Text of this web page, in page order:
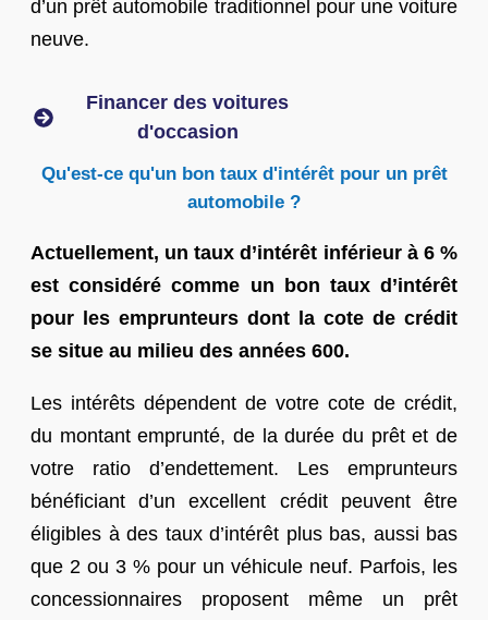
d’un prêt automobile traditionnel pour une voiture
neuve.
Financer des voitures
d'occasion
Qu'est-ce qu'un bon taux d'intérêt pour un prêt
automobile ?
Actuellement, un taux d’intérêt inférieur à 6 %
est considéré comme un bon taux d’intérêt
pour les emprunteurs dont la cote de crédit
se situe au milieu des années 600.
Les intérêts dépendent de votre cote de crédit,
du montant emprunté, de la durée du prêt et de
votre ratio d’endettement. Les emprunteurs
bénéficiant d’un excellent crédit peuvent être
éligibles à des taux d’intérêt plus bas, aussi bas
que 2 ou 3 % pour un véhicule neuf. Parfois, les
concessionnaires proposent même un prêt